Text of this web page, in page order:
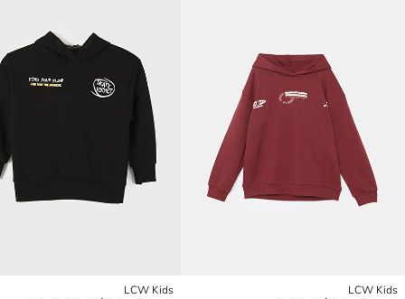
LCW Kids
LCW Kids